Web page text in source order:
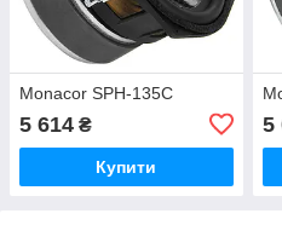
Monacor SPH-135C
5 614 ₴
Купити
5